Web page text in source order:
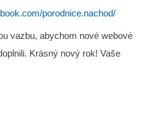
porodnice.nachod/
vazbu, abychom nové webové
Krásný nový rok! Vaše